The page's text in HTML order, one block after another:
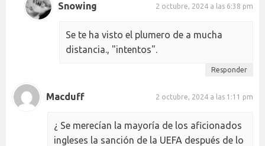
Snowing 2 octubre, 2024 a las 6:38 pm
Se te ha visto el plumero de a mucha
distancia., "intentos".
Responder
Macduff 2 octubre, 2024 a las 1:11 pm
¿ Se merecían la mayoría de los aficionados
ingleses la sanción de la UEFA después de lo